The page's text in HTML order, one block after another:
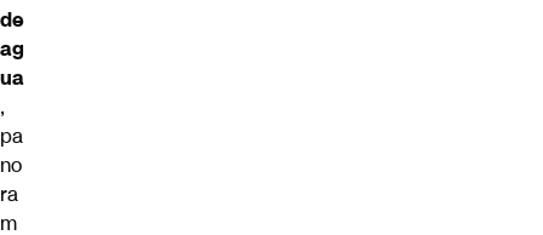
de
ag
ua
,
pa
no
ra
m